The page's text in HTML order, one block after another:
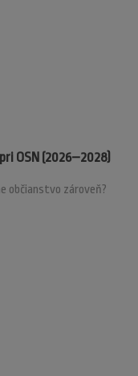
OSN (2026–2028)
občianstvo zároveň?